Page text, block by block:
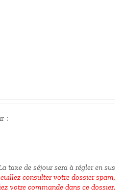
:
taxe de séjour sera à régler en sus
consulter votre dossier spam,
votre commande dans ce dossier.